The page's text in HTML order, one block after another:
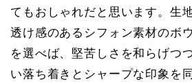
てもおしゃれだと思います。生
透け感のあるシフォン素材のボ
を選べば、堅苦しさを和らげつ
い落ち着きとシャープな印象を